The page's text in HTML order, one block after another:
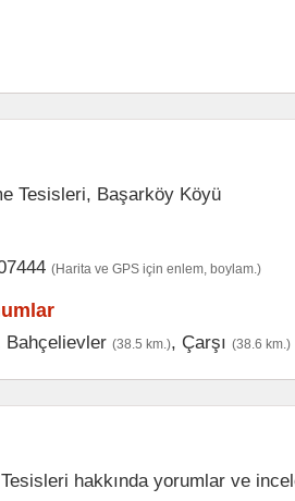
(Harita ve GPS için enlem, boylam.)
Bahçelievler (38.5 km.), Çarşı (38.6 km.)
hakkında yorumlar ve